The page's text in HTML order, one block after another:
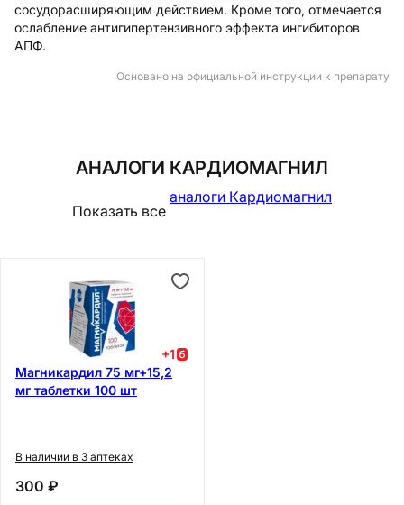
сосудорасширяющим действием. Кроме того, отмечается
ослабление антигипертензивного эффекта ингибиторов
АПФ.
Основано на официальной инструкции к препарату
АНАЛОГИ КАРДИОМАГНИЛ
Показать все
аналоги Кардиомагнил
+1
Магникардил 75 мг+15,2
мг таблетки 100 шт
В наличии в 3 аптеках
300 ₽